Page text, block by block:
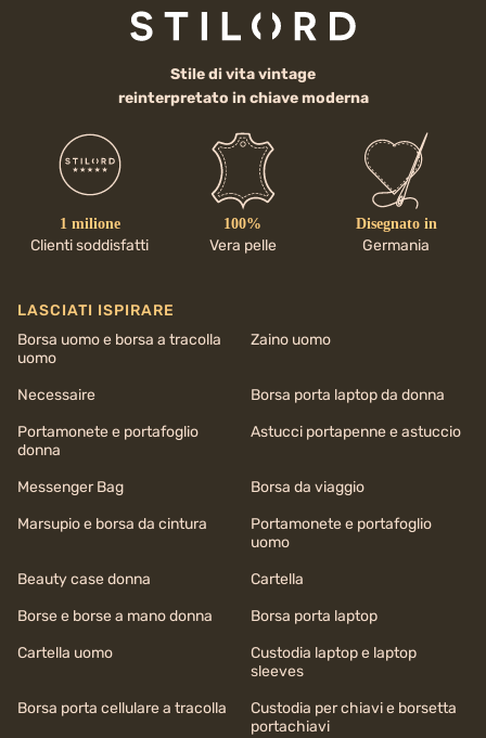
Stile di vita vintage
reinterpretato in chiave moderna
1 milione
Clienti soddisfatti
100%
Vera pelle
Disegnato in
Germania
LASCIATI ISPIRARE
Borsa uomo e borsa a tracolla
uomo
Zaino uomo
Necessaire
Borsa porta laptop da donna
Portamonete e portafoglio
donna
Astucci portapenne e astuccio
Messenger Bag
Borsa da viaggio
Marsupio e borsa da cintura
Portamonete e portafoglio
uomo
Beauty case donna
Cartella
Borse e borse a mano donna
Borsa porta laptop
Cartella uomo
Custodia laptop e laptop
sleeves
Borsa porta cellulare a tracolla
Custodia per chiavi e borsetta
portachiavi